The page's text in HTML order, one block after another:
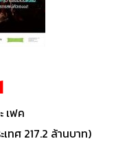
เฟค
เทศ 217.2 ล้านบาท)